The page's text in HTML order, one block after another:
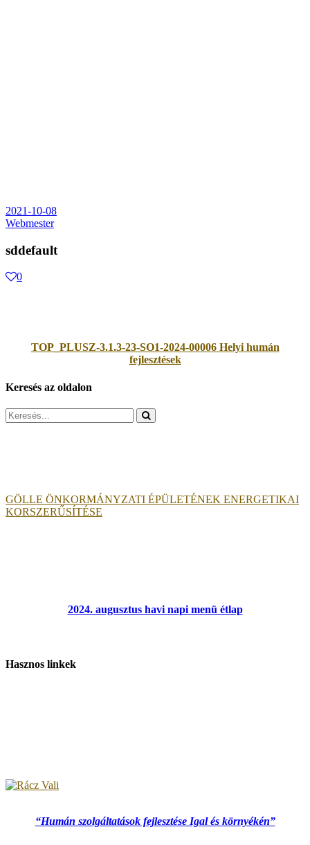
2021-10-08
Webmester
sddefault
0
TOP_PLUSZ-3.1.3-23-SO1-2024-00006 Helyi humán
fejlesztések
Keresés az oldalon
Search
for:
GÖLLE ÖNKORMÁNYZATI ÉPÜLETÉNEK ENERGETIKAI
KORSZERŰSÍTÉSE
2024. augusztus havi napi menü étlap
Hasznos linkek
“Humán szolgáltatások fejlesztése Igal és környékén”